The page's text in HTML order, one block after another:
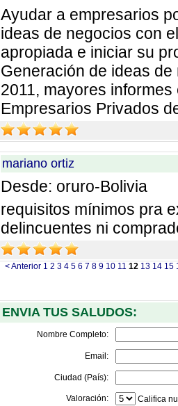
Ayudar a empresarios
ideas de negocios con
apropiada e iniciar su
Generación de ideas
2011, mayores
Empresarios Privados
mariano ortiz
Desde: oruro-Bolivia
requisitos mínimos pra
delincuentes ni
< Anterior 1 2 3 4 5 6 7 8 9 10 11 12 13 14 15
ENVIA TUS SALUDOS:
Nombre Completo:
Email:
Ciudad (País):
Valoración:
Califica